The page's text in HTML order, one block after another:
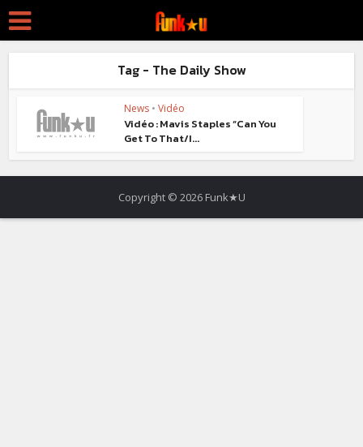
Tag - The Daily Show
News • Vidéo
Vidéo : Mavis Staples “Can You
Get To That/I...
Copyright © 2026 Funk★U